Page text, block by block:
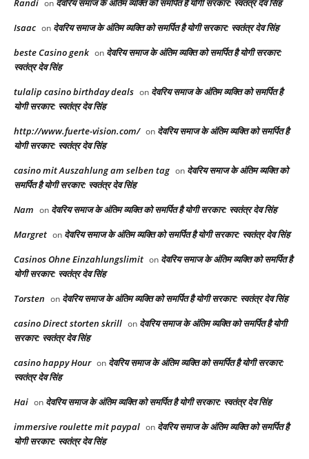
Randi on देवरिय समाज के अंतिम व्यक्ति को समर्पित है योगी सरकार: स्वतंत्र देव सिंह
Isaac on देवरिय समाज के अंतिम व्यक्ति को समर्पित है योगी सरकार: स्वतंत्र देव सिंह
beste Casino genk on देवरिय समाज के अंतिम व्यक्ति को समर्पित है योगी सरकार:
स्वतंत्र देव सिंह
tulalip casino birthday deals on देवरिय समाज के अंतिम व्यक्ति को समर्पित है
योगी सरकार: स्वतंत्र देव सिंह
http://www.fuerte-vision.com/ on देवरिय समाज के अंतिम व्यक्ति को समर्पित है
योगी सरकार: स्वतंत्र देव सिंह
casino mit Auszahlung am selben tag on देवरिय समाज के अंतिम व्यक्ति को
समर्पित है योगी सरकार: स्वतंत्र देव सिंह
Nam on देवरिय समाज के अंतिम व्यक्ति को समर्पित है योगी सरकार: स्वतंत्र देव सिंह
Margret on देवरिय समाज के अंतिम व्यक्ति को समर्पित है योगी सरकार: स्वतंत्र देव सिंह
Casinos Ohne Einzahlungslimit on देवरिय समाज के अंतिम व्यक्ति को समर्पित है
योगी सरकार: स्वतंत्र देव सिंह
Torsten on देवरिय समाज के अंतिम व्यक्ति को समर्पित है योगी सरकार: स्वतंत्र देव सिंह
casino Direct storten skrill on देवरिय समाज के अंतिम व्यक्ति को समर्पित है योगी
सरकार: स्वतंत्र देव सिंह
casino happy Hour on देवरिय समाज के अंतिम व्यक्ति को समर्पित है योगी सरकार:
स्वतंत्र देव सिंह
Hai on देवरिय समाज के अंतिम व्यक्ति को समर्पित है योगी सरकार: स्वतंत्र देव सिंह
immersive roulette mit paypal on देवरिय समाज के अंतिम व्यक्ति को समर्पित है
योगी सरकार: स्वतंत्र देव सिंह